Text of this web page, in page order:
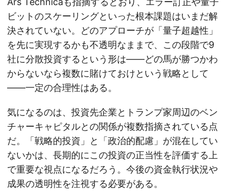
ビットのスケーリングといった根本課題はいまだ解
決されていない。どのアプローチが「量子超越性」
を先に実現するかも不透明なままで、この段階で9
社に分散投資するという形は——どの馬が勝つかわ
からないなら複数に賭けておけという戦略として
——一定の合理性はある。
気になるのは、投資先企業とトランプ家周辺のベン
チャーキャピタルとの関係が複数指摘されている点
だ。「戦略的投資」と「政治的配慮」が混在してい
ないかは、長期的にこの投資の正当性を評価する上
で重要な視点になるだろう。今後の資金執行状況や
成果の透明性を注視する必要がある。